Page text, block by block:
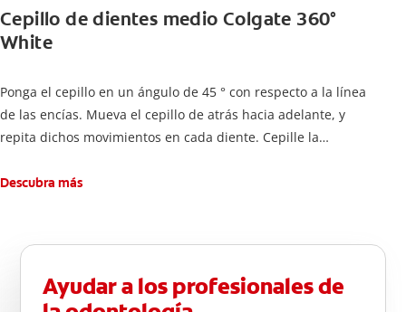
Cepillo de dientes medio Colgate 360°
White
Ponga el cepillo en un ángulo de 45 ° con respecto a la línea
de las encías. Mueva el cepillo de atrás hacia adelante, y
repita dichos movimientos en cada diente. Cepille la
atrás hacia adelante. Cepille la superficie masticatoria (parte
atrás, arriba y abajo, en la parte superior e inferior. No se
olvide de cepillar la lengua para quitar el mal olor causado
por las bacterias.
Descubra más
Ayudar a los profesionales de